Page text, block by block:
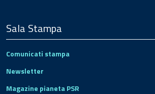
Sala Stampa
Comunicati stampa
Newsletter
Magazine pianeta PSR